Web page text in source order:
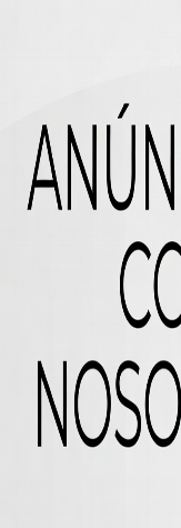
residuales de